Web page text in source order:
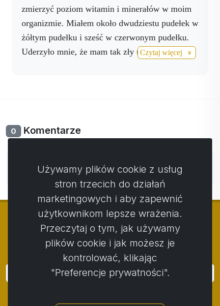
zmierzyć poziom witamin i minerałów w moim
organizmie. Miałem około dwudziestu pudełek w
żółtym pudełku i sześć w czerwonym pudełku.
Uderzyło mnie, że mam tak zły układ sercowo-
Activ No drink i sprayu, Activ C anti age piję
zawroty głowy, złe samopoczucie zostały
skorygowane. Biorę produkty od 2019 do teraz
2022 i kontynuuję Moje wyniki na KA
pierwszy pomiar i ostatni pomiar.
Czytaj więcej
0 Komentarze
Nie ma jeszcze komentarzy. Bądź pierwszy ze swoim
komentarzem.
© Copyright 2014 - 2026 Activstar
Zaloguj się
Używamy plików cookie z usług
stron trzecich do działań
marketingowych i aby zapewnić
użytkownikom lepsze wrażenia.
Przeczytaj o tym, jak używamy
plików cookie i jak możesz je
kontrolować, klikając
"Preferencje prywatności".